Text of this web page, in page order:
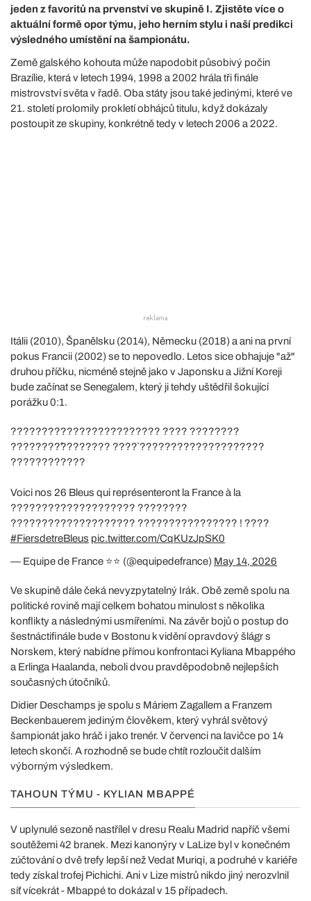
jeden z favoritů na prvenství ve skupině I. Zjistěte více o
aktuální formě opor týmu, jeho herním stylu i naší predikci
výsledného umístění na šampionátu.
Země galského kohouta může napodobit působivý počin
Brazílie, která v letech 1994, 1998 a 2002 hrála tři finále
mistrovství světa v řadě. Oba státy jsou také jedinými, které ve
21. století prolomily prokletí obhájců titulu, když dokázaly
postoupit ze skupiny, konkrétně tedy v letech 2006 a 2022.
Itálii (2010), Španělsku (2014), Německu (2018) a ani na první
pokus Francii (2002) se to nepovedlo. Letos sice obhajuje "až"
druhou příčku, nicméně stejně jako v Japonsku a Jižní Koreji
bude začínat se Senegalem, který ji tehdy uštědřil šokující
porážku 0:1.
???????????????????????? ???? ????????
????????̂???????? ????̀ ????????????????????
????????????
Voici nos 26 Bleus qui représenteront la France à la
???????????????????? ????????
???????????????????? ???????????????? ! ????
#FiersdetreBleus pic.twitter.com/CqKUzJpSK0
— Equipe de France ⭐⭐ (@equipedefrance) May 14, 2026
Ve skupině dále čeká nevyzpytatelný Irák. Obě země spolu na
politické rovině mají celkem bohatou minulost s několika
konflikty a následnými usmířeními. Na závěr bojů o postup do
šestnáctifinále bude v Bostonu k vidění opravdový šlágr s
Norskem, který nabídne přímou konfrontaci Kyliana Mbappého
a Erlinga Haalanda, neboli dvou pravděpodobně nejlepších
současných útočníků.
Didier Deschamps je spolu s Máriem Zagallem a Franzem
Beckenbauerem jediným člověkem, který vyhrál světový
šampionát jako hráč i jako trenér. V červenci na lavičce po 14
letech skončí. A rozhodně se bude chtít rozloučit dalším
výborným výsledkem.
TAHOUN TÝMU - KYLIAN MBAPPÉ
V uplynulé sezoně nastřílel v dresu Realu Madrid napříč všemi
soutěžemi 42 branek. Mezi kanonýry v LaLize byl v konečném
zúčtování o dvě trefy lepší než Vedat Muriqi, a podruhé v kariéře
tedy získal trofej Pichichi. Ani v Lize mistrů nikdo jiný nerozvlnil
síť vícekrát - Mbappé to dokázal v 15 případech.